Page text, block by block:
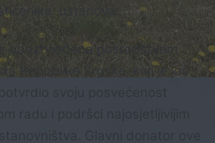
štićenike ustanova.
obezbijeđena posredstvom
Republike Srpske, koji je još